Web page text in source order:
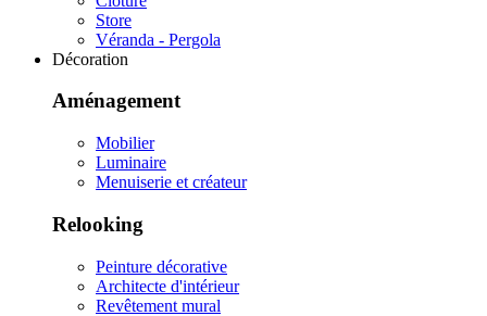
Store
Véranda - Pergola
Décoration
Aménagement
Mobilier
Luminaire
Menuiserie et créateur
Relooking
Peinture décorative
Architecte d'intérieur
Revêtement mural